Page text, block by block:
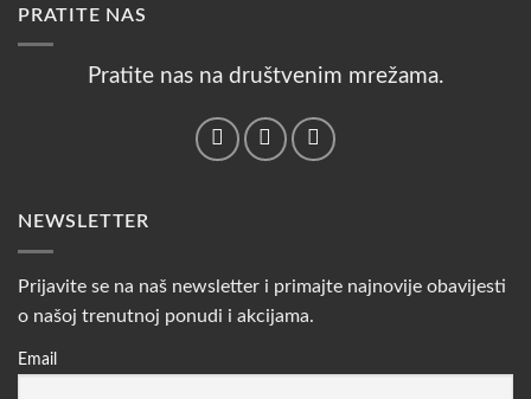
PRATITE NAS
Pratite nas na društvenim mrežama.
NEWSLETTER
Prijavite se na naš newsletter i primajte najnovije obavijesti
o našoj trenutnoj ponudi i akcijama.
Email